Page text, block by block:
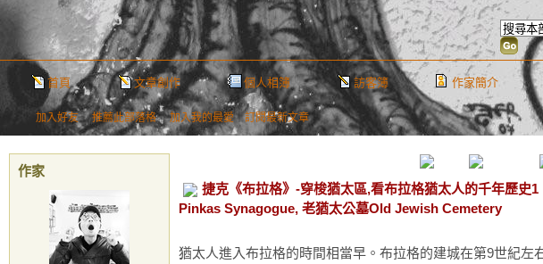
首頁 文章創作 個人相簿 訪客簿 作家簡介
加入好友｜ 推薦此部落格｜加入我的最愛｜訂閱最新文章
作家
捷克《布拉格》-穿梭猶太區,看布拉格猶太人的千年歷
Pinkas Synagogue, 老猶太公墓Old Jewish Cemetery
猶太人進入布拉格的時間相當早。布拉格的建城在第9世紀